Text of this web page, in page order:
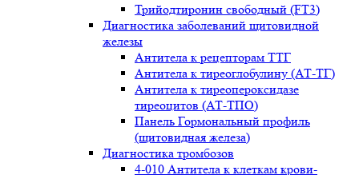
Трийодтиронин свободный (FT3)
Диагностика заболеваний щитовидной
железы
Антитела к рецепторам ТТГ
Антитела к тиреоглобулину (АТ-ТГ)
Антитела к тиреопероксидазе
тиреоцитов (АТ-ТПО)
Панель Гормональный профиль
(щитовидная железа)
Диагностика тромбозов
4-010 Антитела к клеткам крови-